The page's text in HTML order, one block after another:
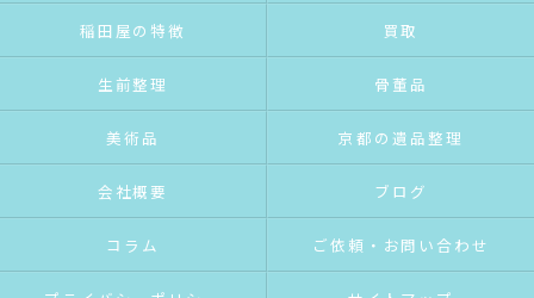
稲田屋の特徴 買取
生前整理 骨董品
美術品 京都の遺品整理
会社概要 ブログ
コラム ご依頼・お問い合わせ